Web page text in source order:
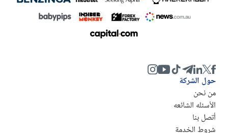
حول الشركة
من نحن
الأسئله الشائعه
أتصل بنا
شروط الخدمة